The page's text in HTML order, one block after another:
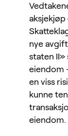
nye
staten II»
eiendom
en viss
kunne
eiendom.